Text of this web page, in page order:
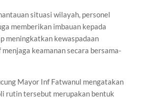
situasi wilayah, personel
memberikan imbauan kepada
meningkatkan kewaspadaan
keamanan secara bersama-
Mayor Inf Fatwanul mengatakan
rutin tersebut merupakan bentuk